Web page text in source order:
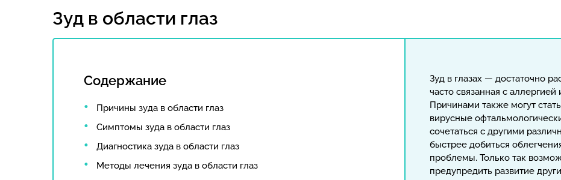
Зуд в области глаз
Содержание
Причины зуда в области глаз
Симптомы зуда в области глаз
Диагностика зуда в области глаз
Методы лечения зуда в области глаз
Зуд в глазах — достаточно
часто связанная с
Причинами также могут
вирусные
сочетаться с другими
быстрее добиться
проблемы. Только так
предупредить развитие